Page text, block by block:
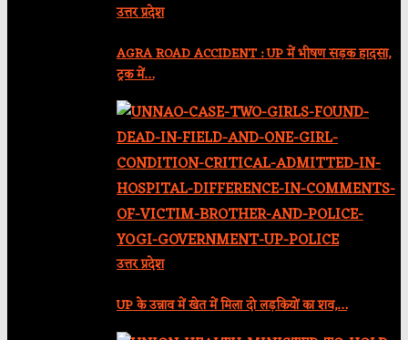
उत्तर प्रदेश
AGRA ROAD ACCIDENT : UP में भीषण सड़क हादसा,
ट्रक में…
उत्तर प्रदेश
UP के उन्नाव में खेत में मिला दो लड़कियों का शव,…